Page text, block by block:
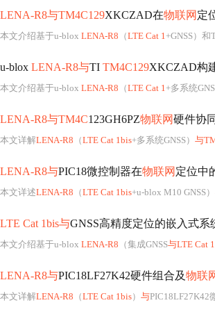
LENA-R8与TM4C129XKCZAD在物联网 定
本文介绍基于u-blox LENA-R8 （LTE Cat 1+GNSS）和
u-blox LENA-R8与TI TM4C129XKCZAD构
本文介绍基于u-blox LENA-R8 （LTE Cat 1+多系统
LENA-R8与TM4C123GH6PZ物联网硬件协
本文详解LENA-R8 （LTE Cat 1bis+多系统GNSS） 与
LENA-R8与PIC18微控制器在物联网 定位中
本文详述LENA-R8 （LTE Cat 1bis+u-blox M10 GNSS）
LTE Cat 1bis与GNSS高精度定位的嵌入式系
本文介绍基于u-blox LENA-R8 （集成GNSS与LTE Cat
LENA-R8与PIC18LF27K42硬件组合及物联
本文详解LENA-R8 （LTE Cat 1bis） 与PIC18LF27K42微控制